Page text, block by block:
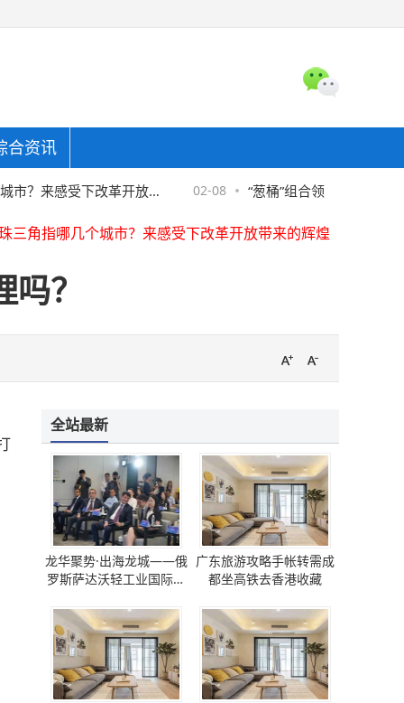
合资讯
来感受下改革开放带 02-08 “葱桶”组合领衔中国花样滑冰
三角指哪几个城市？来感受下改革开放带来的辉煌
金融协助警方破获金融骗局，"反催收"套路须严防
全国首家螺蛳粉产业学院在柳州职业技术学院揭牌
金融协助警方破获金融骗局，"反催收"套路须严防
？
全站最新
龙华聚势·出海龙城——俄
罗斯萨达沃轻工业国际论
广东旅游攻略手帐转需成
都坐高铁去香港收藏